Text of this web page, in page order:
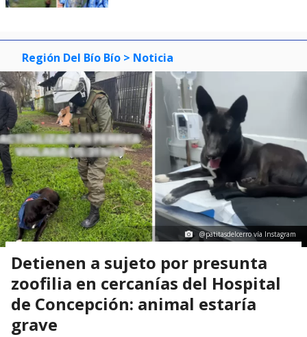
Región Del Bío Bío > Noticia
@patitasdelcerro vía Instagram
Detienen a sujeto por presunta
zoofilia en cercanías del Hospital
de Concepción: animal estaría
grave